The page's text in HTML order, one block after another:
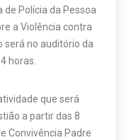
de Polícia da Pessoa
a Violência contra
será no auditório da
horas.
que será
a partir das 8
Convivência Padre